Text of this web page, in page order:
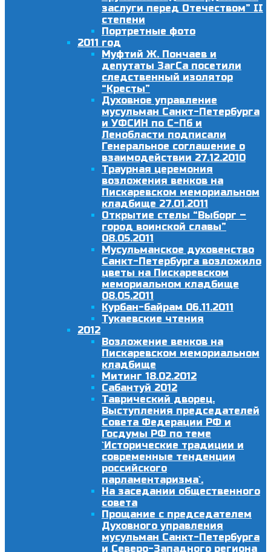
заслуги перед Отечеством” II
степени
Портретные фото
2011 год
Муфтий Ж. Пончаев и
депутаты ЗагСа посетили
следственный изолятор
“Кресты”
Духовное управление
мусульман Санкт-Петербурга
и УФСИН по С-Пб и
Ленобласти подписали
Генеральное соглашение о
взаимодействии 27.12.2010
Траурная церемония
возложения венков на
Пискаревском мемориальном
кладбище 27.01.2011
Открытие стелы “Выборг –
город воинской славы”
08.05.2011
Мусульманское духовенство
Санкт-Петербурга возложило
цветы на Пискаревском
мемориальном кладбище
08.05.2011
Курбан-байрам 06.11.2011
Тукаевские чтения
2012
Возложение венков на
Пискаревском мемориальном
кладбище
Митинг 18.02.2012
Сабантуй 2012
Таврический дворец.
Выступления председателей
Совета Федерации РФ и
Госдумы РФ по теме
`Исторические традиции и
современные тенденции
российского
парламентаризма`.
На заседании общественного
совета
Прощание с председателем
Духовного управления
мусульман Санкт-Петербурга
и Северо-Западного региона